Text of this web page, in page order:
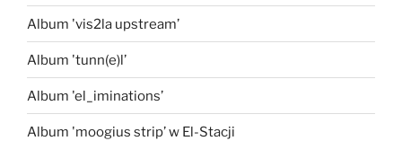
Album 'vis2la upstream’
Album 'tunn(e)l’
Album 'el_iminations’
Album 'moogius strip’ w El-Stacji